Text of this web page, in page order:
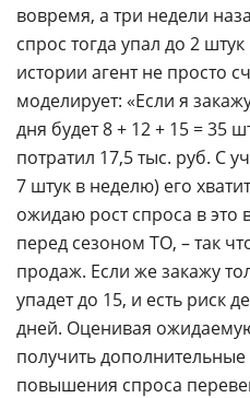
вовремя, а три недели
спрос тогда упал до 2
истории агент не просто
моделирует: «Если я
дня будет 8 + 12 + 15 = 35
потратил 17,5 тыс. руб. С
7 штук в неделю) его
ожидаю рост спроса в это
перед сезоном ТО, – так
продаж. Если же закажу
упадет до 15, и есть риск
дней. Оценивая
получить дополнительные
повышения спроса